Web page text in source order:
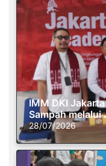
IMM DKI
Sampah melalui
28/07/2026